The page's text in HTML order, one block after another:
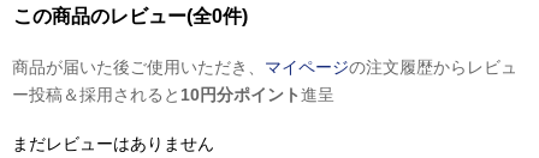
この商品のレビュー(全0件)
商品が届いた後ご使用いただき、 マイページの注文履歴からレビュ
ー投稿＆採用されると 10円分ポイント進呈
まだレビューはありません